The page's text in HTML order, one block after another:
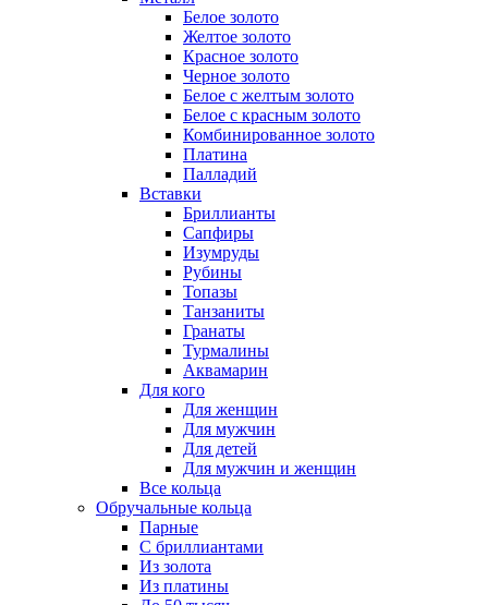
Белое золото
Желтое золото
Красное золото
Черное золото
Белое с желтым золото
Белое с красным золото
Комбинированное золото
Платина
Палладий
Вставки
Бриллианты
Сапфиры
Изумруды
Рубины
Топазы
Танзаниты
Гранаты
Турмалины
Аквамарин
Для кого
Для женщин
Для мужчин
Для детей
Для мужчин и женщин
Все кольца
Обручальные кольца
Парные
С бриллиантами
Из золота
Из платины